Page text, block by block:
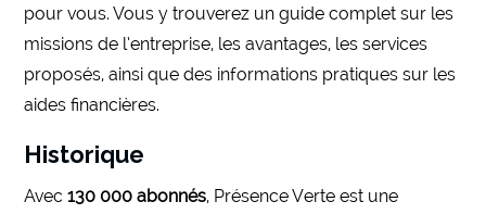
pour vous. Vous y trouverez un guide complet sur les
missions de l’entreprise, les avantages, les services
proposés, ainsi que des informations pratiques sur les
aides financières.
Historique
Avec130 000 abonnés, Présence Verte est une